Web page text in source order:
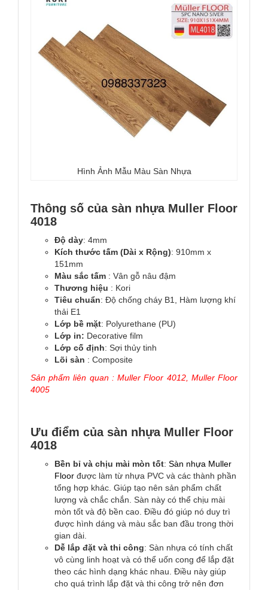
Hình Ảnh Mẫu Màu Sàn Nhựa
Thông số của sàn nhựa Muller Floor
4018
Độ dày: 4mm
Kích thước tấm (Dài x Rộng): 910mm x
151mm
Màu sắc tấm : Vân gỗ nâu đậm
Thương hiệu : Kori
Tiêu chuẩn: Độ chống cháy B1, Hàm lượng khí
thải E1
Lớp bề mặt: Polyurethane (PU)
Lớp in: Decorative film
Lớp cố định: Sợi thủy tinh
Lõi sàn : Composite
Sản phẩm liên quan :Muller Floor 4012, Muller Floor
4005
Ưu điểm của sàn nhựa Muller Floor
4018
Bền bỉ và chịu mài mòn tốt: Sàn nhựa Muller
Floor được làm từ nhựa PVC và các thành phần
tổng hợp khác. Giúp tạo nên sản phẩm chất
lượng và chắc chắn. Sàn này có thể chịu mài
mòn tốt và độ bền cao. Điều đó giúp nó duy trì
được hình dáng và màu sắc ban đầu trong thời
gian dài.
Dễ lắp đặt và thi công: Sàn nhựa có tính chất
vô cùng linh hoạt và có thể uốn cong để lắp đặt
theo các hình dạng khác nhau. Điều này giúp
cho quá trình lắp đặt và thi công trở nên đơn